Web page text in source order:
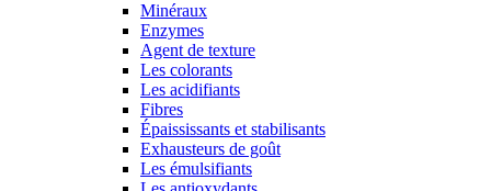
Minéraux
Enzymes
Agent de texture
Les colorants
Les acidifiants
Fibres
Épaississants et stabilisants
Exhausteurs de goût
Les émulsifiants